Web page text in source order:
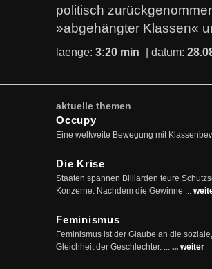
politisch
»abgehängter Klassen«
laenge: 3:20 min | datum:
aktuelle themen
Occupy
Eine weltweite Bewegung mit
Die Krise
Staaten spannen Billiarden teure
Konzerne. Nachdem die Gewinne ...
Feminismus
Feminismus ist der Glaube an die
Gleichheit der Geschlechter. ... ... weiter